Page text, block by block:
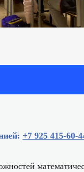
+7 925